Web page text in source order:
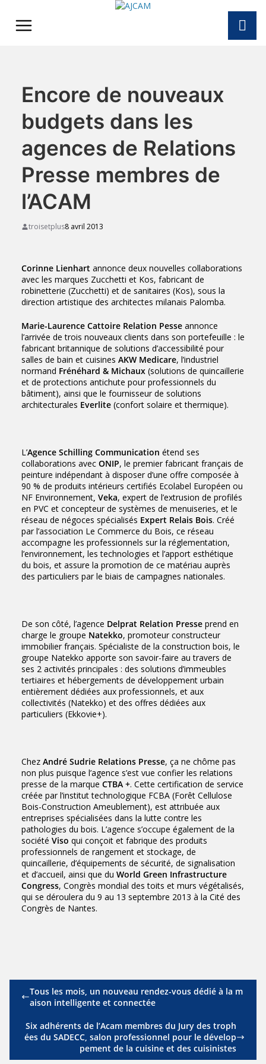
content
Encore de nouveaux
budgets dans les
agences de Relations
Presse membres de
l’ACAM
troisetplus8 avril 2013
Corinne Lienhart annonce deux nouvelles collaborations
avec les marques Zucchetti et Kos, fabricant de
robinetterie (Zucchetti) et de sanitaires (Kos), sous la
direction artistique des architectes milanais Palomba.
Marie-Laurence Cattoire Relation Pesse annonce
l’arrivée de trois nouveaux clients dans son portefeuille : le
fabricant britannique de solutions d’accessibilité pour
salles de bain et cuisines AKW Medicare, l’industriel
normand Frénéhard & Michaux (solutions de quincaillerie
et de protections antichute pour professionnels du
bâtiment), ainsi que le fournisseur de solutions
architecturales Everlite (confort solaire et thermique).
L’Agence Schilling Communication étend ses
collaborations avec ONIP, le premier fabricant français de
peinture indépendant à disposer d’une offre composée à
90 % de produits intérieurs certifiés Ecolabel Européen ou
NF Environnement, Veka, expert de l’extrusion de profilés
en PVC et concepteur de systèmes de menuiseries, et le
réseau de négoces spécialisés Expert Relais Bois. Créé
par l’association Le Commerce du Bois, ce réseau
accompagne les professionnels sur la réglementation,
l’environnement, les technologies et l’apport esthétique
du bois, et assure la promotion de ce matériau auprès
des particuliers par le biais de campagnes nationales.
De son côté, l’agence Delprat Relation Presse prend en
charge le groupe Natekko, promoteur constructeur
immobilier français. Spécialiste de la construction bois, le
groupe Natekko apporte son savoir-faire au travers de
ses 2 activités principales : des solutions d’immeubles
tertiaires et hébergements de développement urbain
entièrement dédiées aux professionnels, et aux
collectivités (Natekko) et des offres dédiées aux
particuliers (Ekkovie+).
Chez André Sudrie Relations Presse, ça ne chôme pas
non plus puisque l’agence s’est vue confier les relations
presse de la marque CTBA +. Cette certification de service
créée par l’institut technologique FCBA (Forêt Cellulose
Bois-Construction Ameublement), est attribuée aux
entreprises spécialisées dans la lutte contre les
pathologies du bois. L’agence s’occupe également de la
société Viso qui conçoit et fabrique des produits
professionnels de rangement et stockage, de
quincaillerie, d’équipements de sécurité, de signalisation
et d’accueil, ainsi que du World Green Infrastructure
Congress, Congrès mondial des toits et murs végétalisés,
qui se déroulera du 9 au 13 septembre 2013 à la Cité des
Congrès de Nantes.
Tous les mois, un nouveau rendez-vous dédié à la m
aison intelligente et connectée
Six adhérents de l’Acam membres du Jury des troph
ées du SADECC, salon professionnel pour le dévelop
pement de la cuisine et des cuisinistes